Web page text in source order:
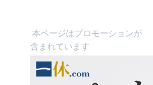
本ページはプロモーションが
含まれています